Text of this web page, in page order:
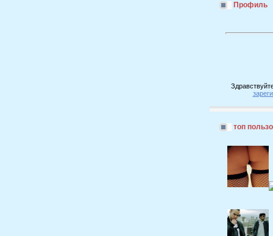
Профиль
топ